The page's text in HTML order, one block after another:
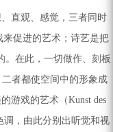
直观、感觉，三者同时
来促进的艺术；诗艺是把
。在此，一切做作、刻板
者都使空间中的形象成
游戏的艺术（Kunst des
调，由此分别出听觉和视